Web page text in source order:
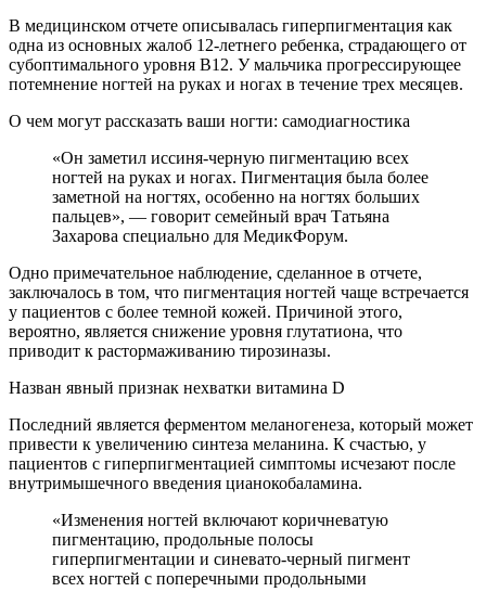
В медицинском отчете описывалась гиперпигментация как
одна из основных жалоб 12-летнего ребенка, страдающего от
субоптимального уровня B12. У мальчика прогрессирующее
потемнение ногтей на руках и ногах в течение трех месяцев.
О чем могут рассказать ваши ногти: самодиагностика
«Он заметил иссиня-черную пигментацию всех
ногтей на руках и ногах. Пигментация была более
заметной на ногтях, особенно на ногтях больших
пальцев», — говорит семейный врач Татьяна
Захарова специально для МедикФорум.
Одно примечательное наблюдение, сделанное в отчете,
заключалось в том, что пигментация ногтей чаще встречается
у пациентов с более темной кожей. Причиной этого,
вероятно, является снижение уровня глутатиона, что
приводит к растормаживанию тирозиназы.
Назван явный признак нехватки витамина D
Последний является ферментом меланогенеза, который может
привести к увеличению синтеза меланина. К счастью, у
пациентов с гиперпигментацией симптомы исчезают после
внутримышечного введения цианокобаламина.
«Изменения ногтей включают коричневатую
пигментацию, продольные полосы
гиперпигментации и синевато-черный пигмент
всех ногтей с поперечными продольными